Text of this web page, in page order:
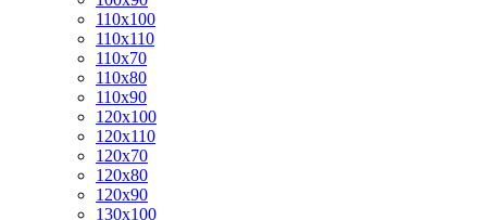
110x100
110x110
110x70
110x80
110x90
120x100
120x110
120x70
120x80
120x90
130x100